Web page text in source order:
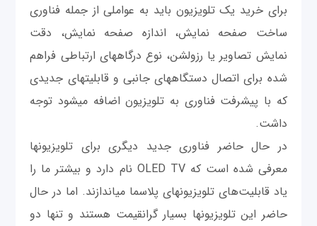
برای خرید یک تلویزیون باید به عواملی از جمله فناوری
ساخت صفحه نمایش، اندازه صفحه نمایش، دقت
نمایش تصاویر یا رزولشن، نوع درگاه‎های ارتباطی فراهم
شده برای اتصال دستگاه‎های جانبی و قابلیت‎های جدیدی
که با پیشرفت فناوری به تلویزیون اضافه می‎شود توجه
داشت.
در حال حاضر فناوری جدید دیگری برای تلویزیون‎ها
معرفی شده است که OLED TV نام دارد و بیشتر ما را
یاد قابلیت‌های تلویزیون‎های پلاسما می‎اندازند. اما در حال
حاضر این تلویزیون‎ها بسیار گرانقیمت هستند و تنها دو